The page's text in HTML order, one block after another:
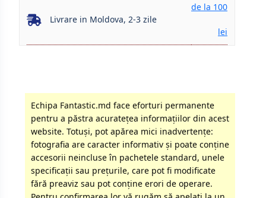
Livrare in Moldova, 2-3 zile
de la 100
lei
Echipa Fantastic.md face eforturi permanente
pentru a păstra acurateţea informaţiilor din acest
website. Totuși, pot apărea mici inadvertenţe:
fotografia are caracter informativ şi poate conţine
accesorii neincluse în pachetele standard, unele
specificaţii sau preţurile, care pot fi modificate
fără preaviz sau pot conţine erori de operare.